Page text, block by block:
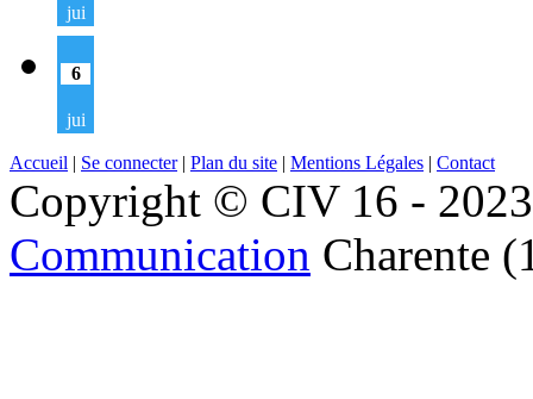
jui
6
jui
Accueil | Se connecter| Plan du site | Mentions Légales | Contact
Copyright © CIV 16 -
Communication Charente